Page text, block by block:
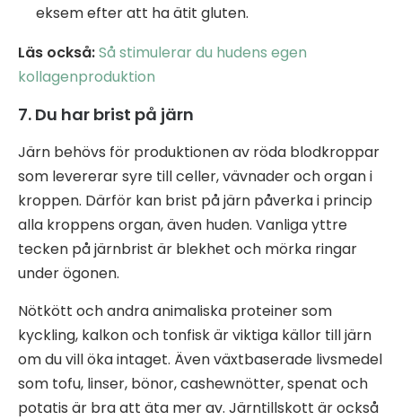
eksem efter att ha ätit gluten.
Läs också:Så stimulerar du hudens egen
kollagenproduktion
7. Du har brist på järn
Järn behövs för produktionen av röda blodkroppar
som levererar syre till celler, vävnader och organ i
kroppen. Därför kan brist på järn påverka i princip
alla kroppens organ, även huden. Vanliga yttre
tecken på järnbrist är blekhet och mörka ringar
under ögonen.
Nötkött och andra animaliska proteiner som
kyckling, kalkon och tonfisk är viktiga källor till järn
om du vill öka intaget. Även växtbaserade livsmedel
som tofu, linser, bönor, cashewnötter, spenat och
potatis är bra att äta mer av. Järntillskott är också